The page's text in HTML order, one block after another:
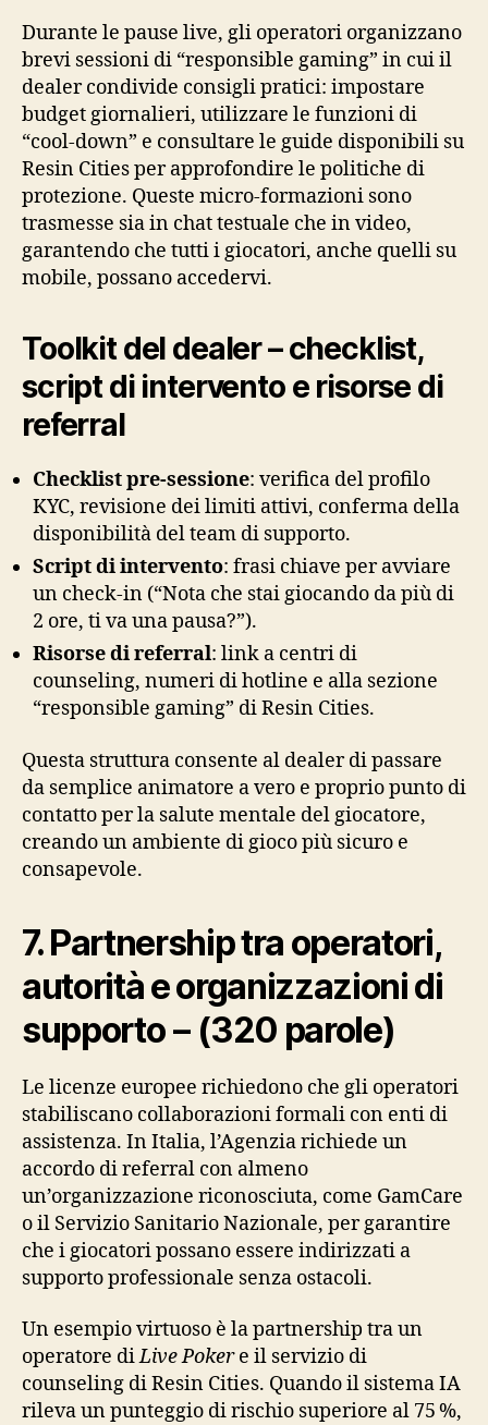
Durante le pause live, gli operatori organizzano
brevi sessioni di “responsible gaming” in cui il
dealer condivide consigli pratici: impostare
budget giornalieri, utilizzare le funzioni di
“cool‑down” e consultare le guide disponibili su
Resin Cities per approfondire le politiche di
protezione. Queste micro‑formazioni sono
trasmesse sia in chat testuale che in video,
garantendo che tutti i giocatori, anche quelli su
mobile, possano accedervi.
Toolkit del dealer – checklist,
script di intervento e risorse di
referral
Checklist pre‑sessione: verifica del profilo
KYC, revisione dei limiti attivi, conferma della
disponibilità del team di supporto.
Script di intervento: frasi chiave per avviare
un check‑in (“Nota che stai giocando da più di
2 ore, ti va una pausa?”).
Risorse di referral: link a centri di
counseling, numeri di hotline e alla sezione
“responsible gaming” di Resin Cities.
Questa struttura consente al dealer di passare
da semplice animatore a vero e proprio punto di
contatto per la salute mentale del giocatore,
creando un ambiente di gioco più sicuro e
consapevole.
7. Partnership tra operatori,
autorità e organizzazioni di
supporto – (320 parole)
Le licenze europee richiedono che gli operatori
stabiliscano collaborazioni formali con enti di
assistenza. In Italia, l’Agenzia richiede un
accordo di referral con almeno
un’organizzazione riconosciuta, come GamCare
o il Servizio Sanitario Nazionale, per garantire
che i giocatori possano essere indirizzati a
supporto professionale senza ostacoli.
Un esempio virtuoso è la partnership tra un
operatore diLive Pokere il servizio di
counseling di Resin Cities. Quando il sistema IA
rileva un punteggio di rischio superiore al 75 %,